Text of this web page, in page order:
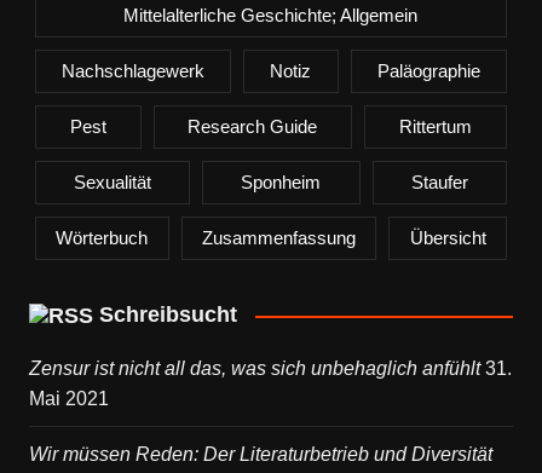
Mittelalterliche Geschichte; Allgemein
Nachschlagewerk Notiz Paläographie
Pest Research Guide Rittertum
Sexualität Sponheim Staufer
Wörterbuch Zusammenfassung Übersicht
Schreibsucht
Zensur ist nicht all das, was sich unbehaglich anfühlt 31.
Mai 2021
Wir müssen Reden: Der Literaturbetrieb und Diversität